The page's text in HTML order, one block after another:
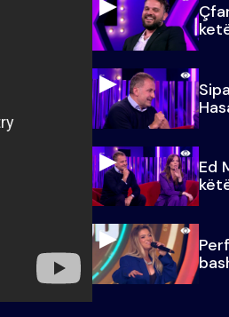
Ed